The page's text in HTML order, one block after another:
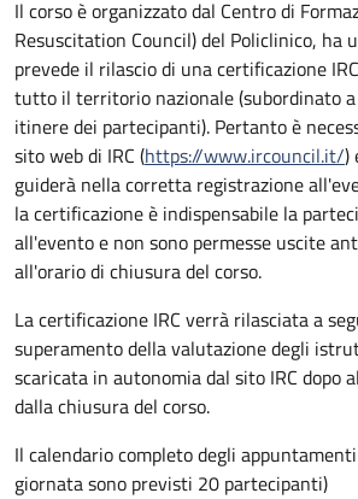
Il corso è organizzato dal Centro di
Resuscitation Council) del Policlinico, ha
prevede il rilascio di una certificazione
tutto il territorio nazionale (subordinato
itinere dei partecipanti). Pertanto è
sito web di IRC (https://www.ircouncil.it/)
guiderà nella corretta registrazione
la certificazione è indispensabile la
all'evento e non sono permesse uscite
all'orario di chiusura del corso.
La certificazione IRC verrà rilasciata a
superamento della valutazione degli
scaricata in autonomia dal sito IRC dopo
dalla chiusura del corso.
Il calendario completo degli
giornata sono previsti 20 partecipanti)